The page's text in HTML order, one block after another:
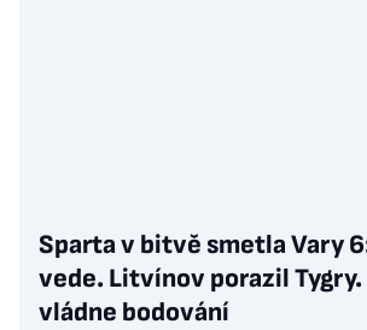
Sparta v bitvě smetla Vary
vede. Litvínov porazil
vládne bodování